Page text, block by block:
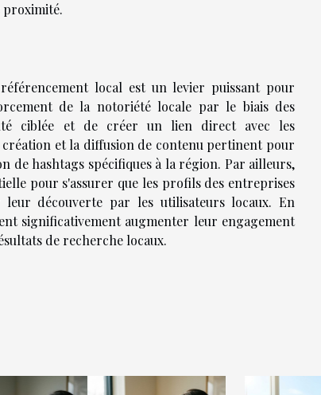
proximité.
local est un levier puissant pour
de la notoriété locale par le biais des
ciblée et de créer un lien direct avec les
création et la diffusion de contenu pertinent pour
de hashtags spécifiques à la région. Par ailleurs,
pour s'assurer que les profils des entreprises
découverte par les utilisateurs locaux. En
significativement augmenter leur engagement
de recherche locaux.